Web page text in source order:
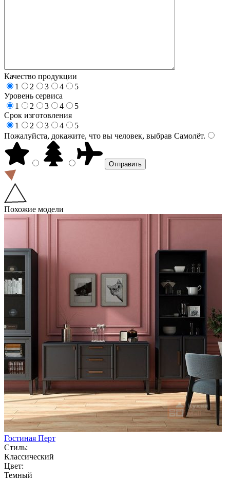
Качество продукции
1
2 3 4
5
Уровень сервиса
1
2 3 4
5
Срок изготовления
1
2 3 4
5
Пожалуйста, докажите, что вы человек, выбрав Самолёт.
Похожие модели
Гостиная Перт
Стиль:
Классический
Цвет:
Темный